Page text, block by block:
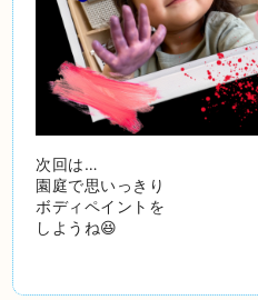
次回は…
園庭で思いっきり
ボディペイントを
しようね😆